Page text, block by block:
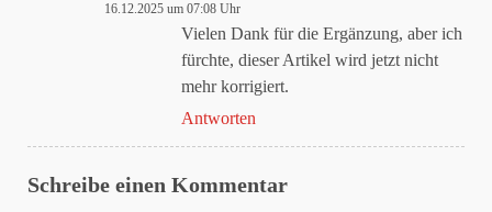
Das „Echte-Person“-Abzeichen!
Anti-Spam von CleanTalk
16.12.2025 um 07:08 Uhr
Vielen Dank für die Ergänzung, aber ich
fürchte, dieser Artikel wird jetzt nicht
mehr korrigiert.
Antworten
Schreibe einen Kommentar